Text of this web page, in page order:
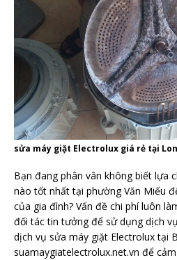
sửa máy giặt Electrolux giá rẻ tại
Bạn đang phân vân không biết lựa
nào tốt nhất tại phường Văn Miếu
của gia đình? Vấn đề chi phí luôn
đối tác tin tưởng để sử dụng dịch
dịch vụ sửa máy giặt Electrolux tại
suamaygiatelectrolux.net.vn để